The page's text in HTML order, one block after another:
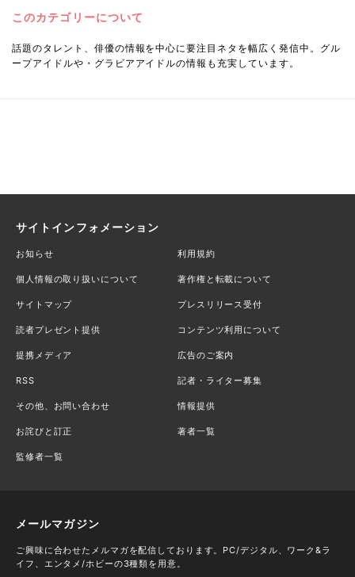
このカテゴリーについて
話題のタレント、俳優の情報を中心に要注目ネタを幅広く発信中。グル
ープアイドルや・グラビアアイドルの情報も充実しています。
サイトインフォメーション
お知らせ 利用規約
個人情報の取り扱いについて 著作権と転載について
サイトマップ プレスリリース受付
読者プレゼント提供 コンテンツ利用について
提携メディア 広告のご案内
RSS 記者・ライター募集
その他、お問い合わせ 情報提供
お詫びと訂正 著者一覧
監修者一覧
メールマガジン
ご興味に合わせたメルマガを配信しております。PC/デジタル、ワーク&ラ
イフ、エンタメ/ホビーの3種類を用意。